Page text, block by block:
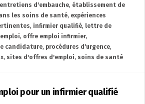
entretiens d'embauche, établissement de
les soins de santé, expériences
, infirmier qualifié, lettre de
, offre emploi infirmier,
candidature, procédures d'urgence,
, sites d'offres d'emploi, soins de santé
pour un infirmier qualifié